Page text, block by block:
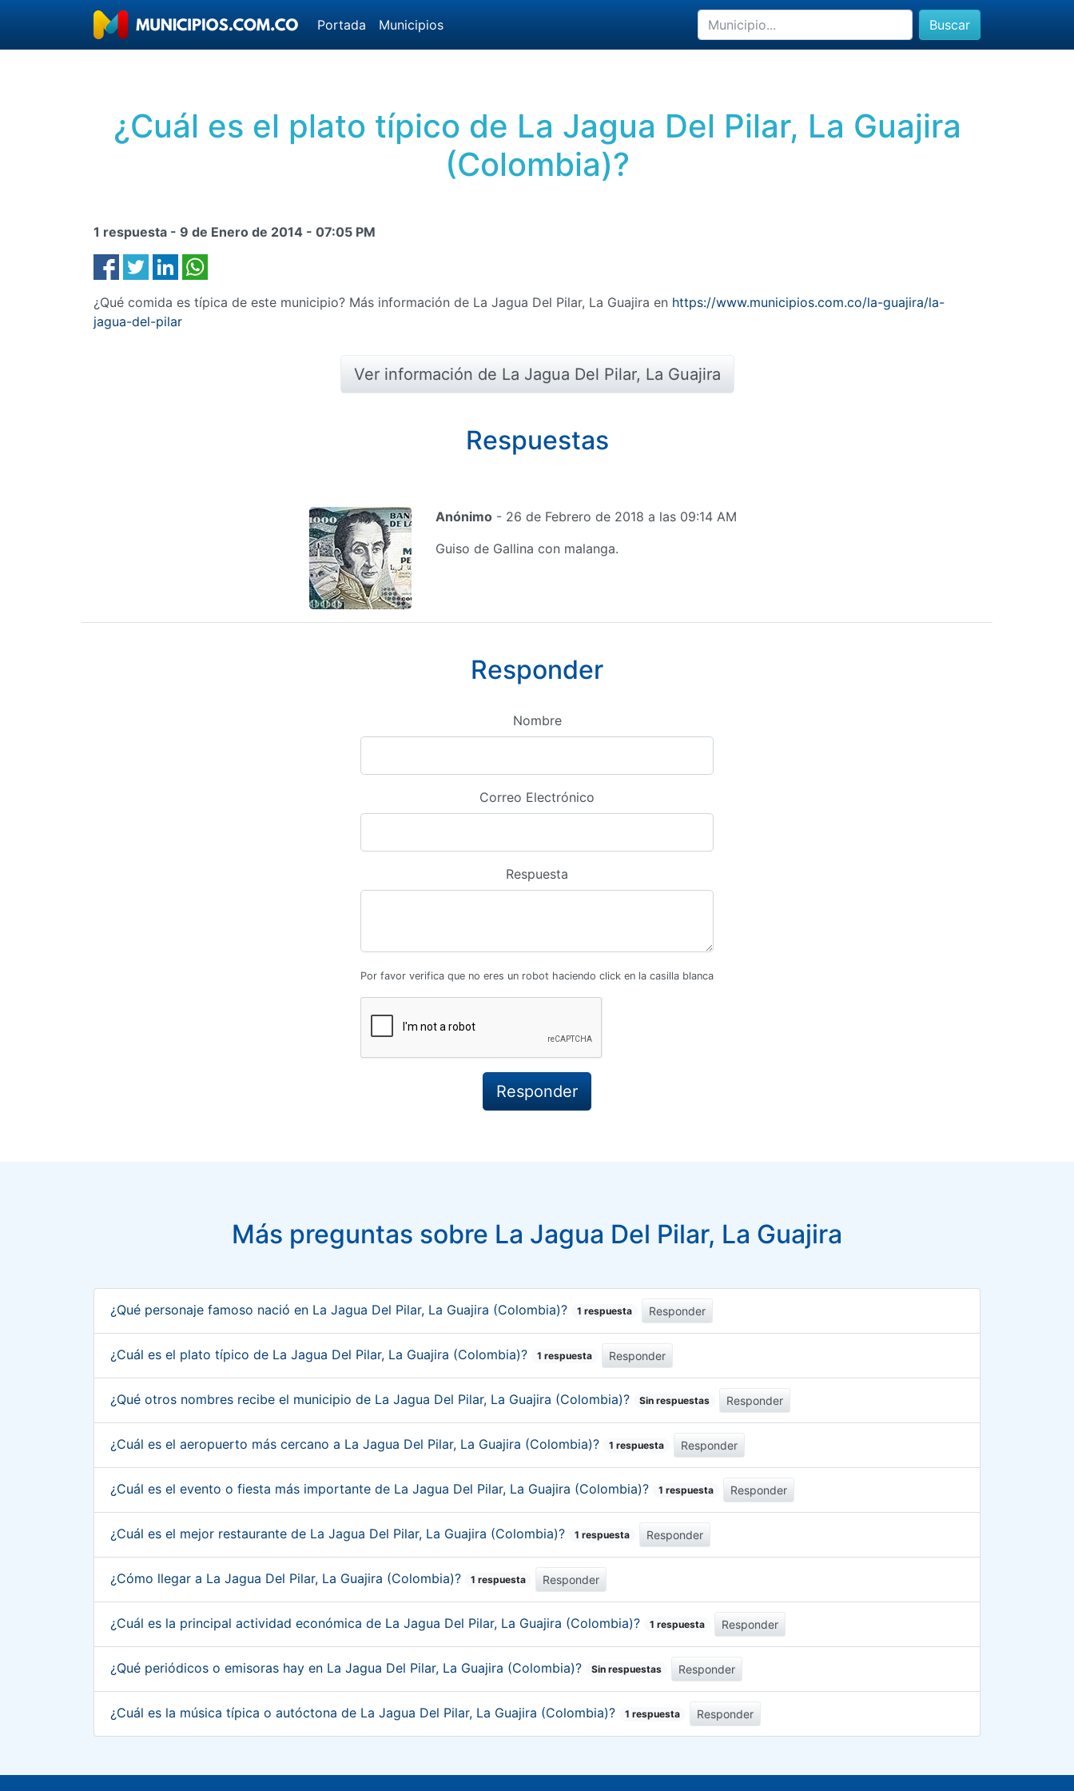
Portada Municipios Buscar
¿Cuál es el plato típico de La Jagua Del Pilar, La Guajira
(Colombia)?
1 respuesta - 9 de Enero de 2014 - 07:05 PM
¿Qué comida es típica de este municipio? Más información de La Jagua Del Pilar, La Guajira en https://www.municipios.com.co/la-guajira/la-
jagua-del-pilar
Ver información de La Jagua Del Pilar, La Guajira
Respuestas
Anónimo- 26 de Febrero de 2018 a las 09:14 AM
Guiso de Gallina con malanga.
Responder
Nombre
Correo Electrónico
Respuesta
Por favor verifica que no eres un robot haciendo click en la casilla blanca
Más preguntas sobre La Jagua Del Pilar, La Guajira
¿Qué personaje famoso nació en La Jagua Del Pilar, La Guajira (Colombia)? 1 respuesta Responder
¿Cuál es el plato típico de La Jagua Del Pilar, La Guajira (Colombia)? 1 respuesta Responder
¿Qué otros nombres recibe el municipio de La Jagua Del Pilar, La Guajira (Colombia)? Sin respuestas Responder
¿Cuál es el aeropuerto más cercano a La Jagua Del Pilar, La Guajira (Colombia)? 1 respuesta Responder
¿Cuál es el evento o fiesta más importante de La Jagua Del Pilar, La Guajira (Colombia)? 1 respuesta Responder
¿Cuál es el mejor restaurante de La Jagua Del Pilar, La Guajira (Colombia)? 1 respuesta Responder
¿Cómo llegar a La Jagua Del Pilar, La Guajira (Colombia)? 1 respuesta Responder
¿Cuál es la principal actividad económica de La Jagua Del Pilar, La Guajira (Colombia)? 1 respuesta Responder
¿Qué periódicos o emisoras hay en La Jagua Del Pilar, La Guajira (Colombia)? Sin respuestas Responder
¿Cuál es la música típica o autóctona de La Jagua Del Pilar, La Guajira (Colombia)? 1 respuesta Responder